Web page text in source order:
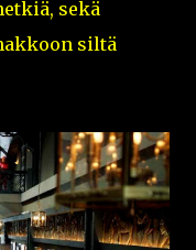
sekä
siltä